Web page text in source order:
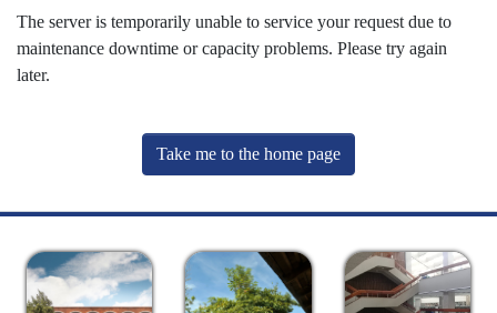
The server is temporarily unable to service your request due to
maintenance downtime or capacity problems. Please try again
later.
Take me to the home page